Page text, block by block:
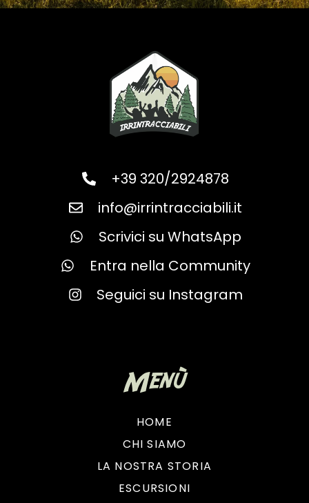
+39 320/2924878
info@irrintracciabili.it
Scrivici su WhatsApp
Entra nella Community
Seguici su Instagram
Menù
HOME
CHI SIAMO
LA NOSTRA STORIA
ESCURSIONI